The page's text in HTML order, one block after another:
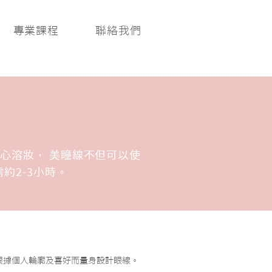
專業課程 聯絡我們
溶妝， 美瞳線不但可以使
2-3小時。
據個人輪廓及喜好而量身設計眼線。